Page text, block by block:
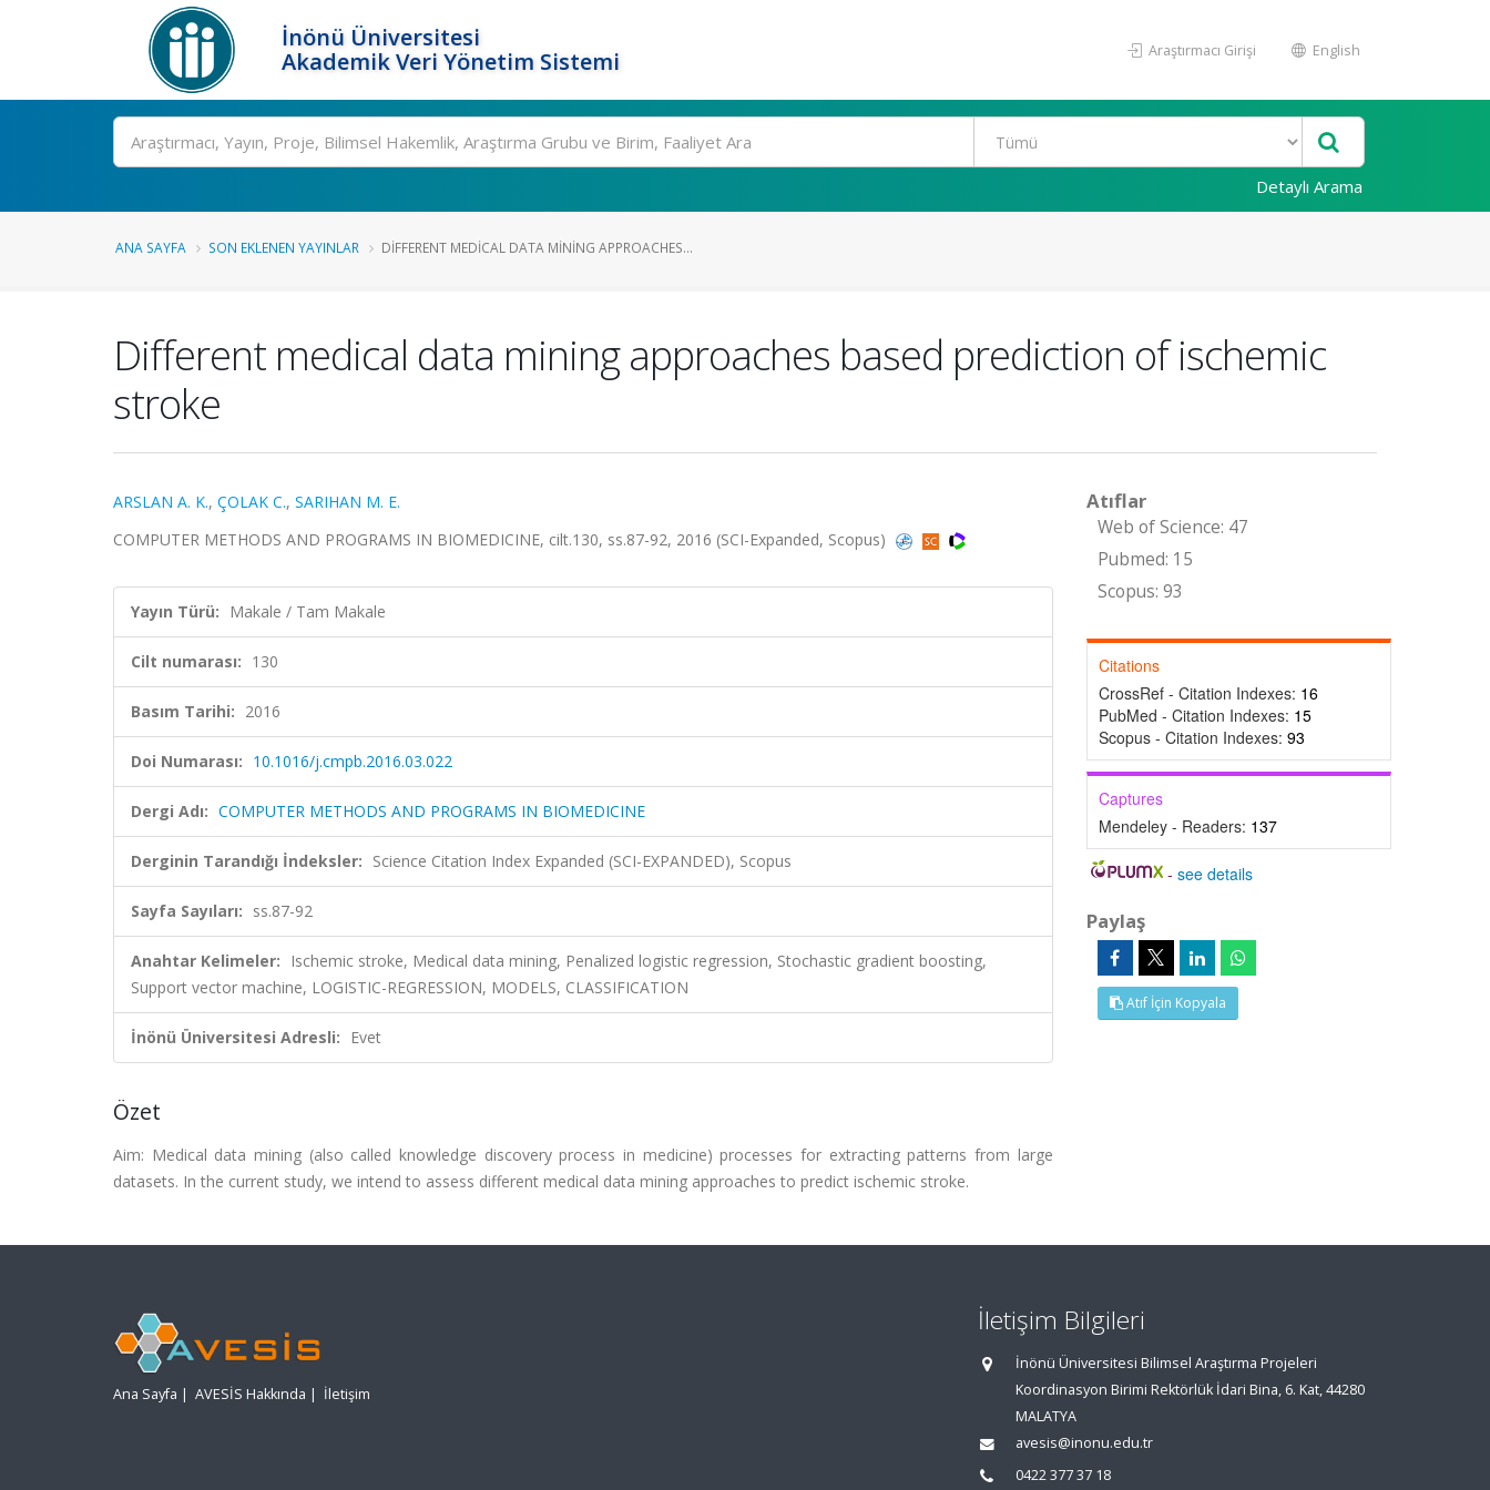
İnönü Üniversitesi
Akademik Veri Yönetim Sistemi
Araştırmacı Girişi English
Ara
Detaylı Arama
ANA SAYFA SON EKLENEN YAYINLAR DIFFERENT MEDICAL DATA MINING APPROACHES...
Different medical data mining approaches based prediction of ischemic
stroke
ARSLAN A. K., ÇOLAK C., SARIHAN M. E.
COMPUTER METHODS AND PROGRAMS IN BIOMEDICINE, cilt.130, ss.87-92, 2016 (SCI-Expanded, Scopus)
Yayın Türü: Makale / Tam Makale
Cilt numarası: 130
Basım Tarihi: 2016
Doi Numarası: 10.1016/j.cmpb.2016.03.022
Dergi Adı: COMPUTER METHODS AND PROGRAMS IN BIOMEDICINE
Derginin Tarandığı İndeksler: Science Citation Index Expanded (SCI-EXPANDED), Scopus
Sayfa Sayıları: ss.87-92
Anahtar Kelimeler: Ischemic stroke, Medical data mining, Penalized logistic regression, Stochastic gradient boosting,
Support vector machine, LOGISTIC-REGRESSION, MODELS, CLASSIFICATION
İnönü Üniversitesi Adresli: Evet
Özet
Aim: Medical data mining (also called knowledge discovery process in medicine) processes for extracting patterns from large
datasets. In the current study, we intend to assess different medical data mining approaches to predict ischemic stroke.
Atıflar
Web of Science: 47
Pubmed: 15
Scopus: 93
Citations
CrossRef - Citation Indexes: 16
PubMed - Citation Indexes: 15
Scopus - Citation Indexes: 93
Captures
Mendeley - Readers: 137
-see details
Paylaş
Atıf İçin Kopyala
Ana Sayfa | AVESİS Hakkında | İletişim
İletişim Bilgileri
İnönü Üniversitesi Bilimsel Araştırma Projeleri
Koordinasyon Birimi Rektörlük İdari Bina, 6. Kat, 44280
MALATYA
avesis@inonu.edu.tr
0422 377 37 18